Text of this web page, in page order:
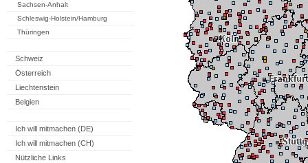
Sachsen-Anhalt
Schleswig-Holstein/Hamburg
Thüringen
Schweiz
Österreich
Liechtenstein
Belgien
Ich will mitmachen (DE)
Ich will mitmachen (CH)
Nützliche Links